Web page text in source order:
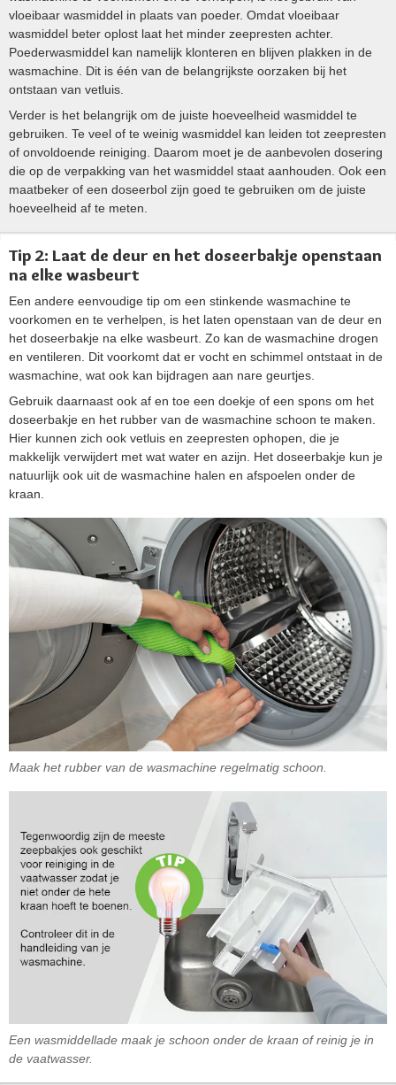
vloeibaar wasmiddel in plaats van poeder. Omdat vloeibaar
wasmiddel beter oplost laat het minder zeepresten achter.
Poederwasmiddel kan namelijk klonteren en blijven plakken in de
wasmachine. Dit is één van de belangrijkste oorzaken bij het
ontstaan van vetluis.
Verder is het belangrijk om de juiste hoeveelheid wasmiddel te
gebruiken. Te veel of te weinig wasmiddel kan leiden tot zeepresten
of onvoldoende reiniging. Daarom moet je de aanbevolen dosering
die op de verpakking van het wasmiddel staat aanhouden. Ook een
maatbeker of een doseerbol zijn goed te gebruiken om de juiste
hoeveelheid af te meten.
Tip 2: Laat de deur en het doseerbakje openstaan
na elke wasbeurt
Een andere eenvoudige tip om een stinkende wasmachine te
voorkomen en te verhelpen, is het laten openstaan van de deur en
het doseerbakje na elke wasbeurt. Zo kan de wasmachine drogen
en ventileren. Dit voorkomt dat er vocht en schimmel ontstaat in de
wasmachine, wat ook kan bijdragen aan nare geurtjes.
Gebruik daarnaast ook af en toe een doekje of een spons om het
doseerbakje en het rubber van de wasmachine schoon te maken.
Hier kunnen zich ook vetluis en zeepresten ophopen, die je
makkelijk verwijdert met wat water en azijn. Het doseerbakje kun je
natuurlijk ook uit de wasmachine halen en afspoelen onder de
kraan.
Maak het rubber van de wasmachine regelmatig schoon.
Een wasmiddellade maak je schoon onder de kraan of reinig je in
de vaatwasser.